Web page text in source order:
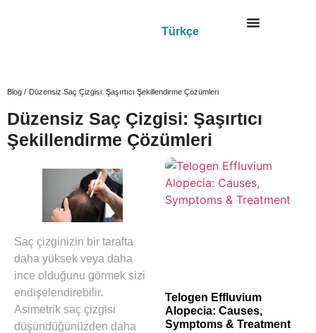
Türkçe
Blog / Düzensiz Saç Çizgisi: Şaşırtıcı Şekillendirme Çözümleri
Düzensiz Saç Çizgisi: Şaşırtıcı
Şekillendirme Çözümleri
Saç çizginizin bir tarafta
daha yüksek veya daha
ince olduğunu görmek sizi
endişelendirebilir.
Asimetrik saç çizgisi
düşündüğünüzden daha
Telogen Effluvium
Alopecia: Causes,
Symptoms & Treatment